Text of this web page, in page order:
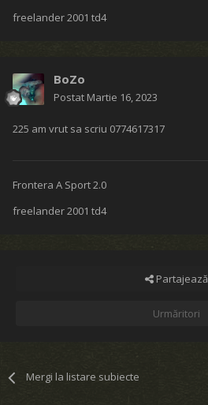
freelander 2001 td4
BoZo
Postat Martie 16, 2023
225 am vrut sa scriu 0774617317
Frontera A Sport 2.0
freelander 2001 td4
Partajează
Urmăritori
Mergi la listare subiecte